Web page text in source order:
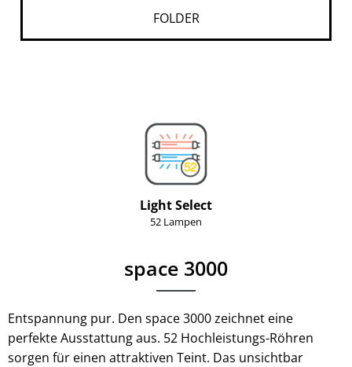
FOLDER
Light Select
52 Lampen
space 3000
Entspannung pur. Den space 3000 zeichnet eine
perfekte Ausstattung aus. 52 Hochleistungs-Röhren
sorgen für einen attraktiven Teint. Das unsichtbar